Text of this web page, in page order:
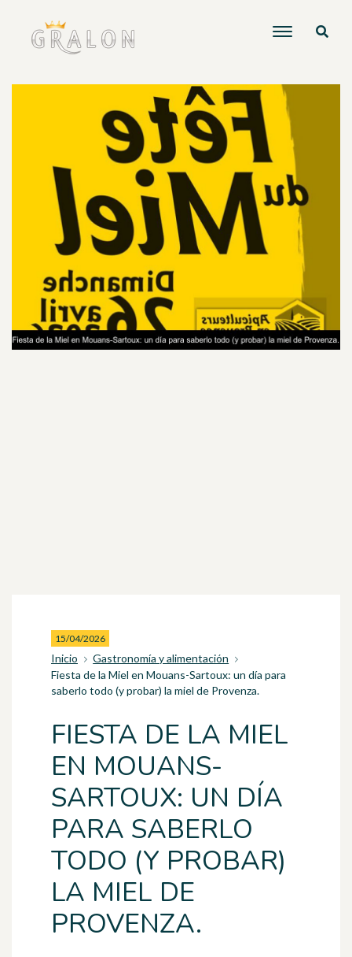
15/04/2026
Inicio
Gastronomía y alimentación
Fiesta de la Miel en Mouans-Sartoux: un día para
saberlo todo (y probar) la miel de Provenza.
FIESTA DE LA MIEL
EN MOUANS-
SARTOUX: UN DÍA
PARA SABERLO
TODO (Y PROBAR)
LA MIEL DE
PROVENZA.